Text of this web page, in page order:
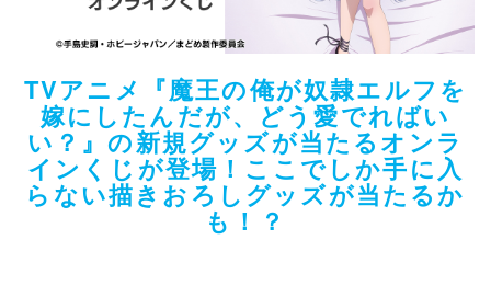
TVアニメ『魔王の俺が奴隷エルフを
嫁にしたんだが、どう愛でればい
い？』の新規グッズが当たるオンラ
インくじが登場！ここでしか手に入
らない描きおろしグッズが当たるか
も！？